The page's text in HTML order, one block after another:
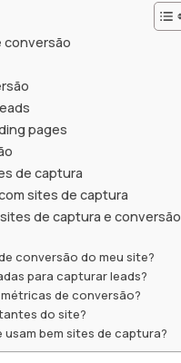
conversão
pages
de captura
sites de captura
de captura e conversão
conversão do meu site?
para capturar leads?
de conversão?
do site?
usam bem sites de captura?